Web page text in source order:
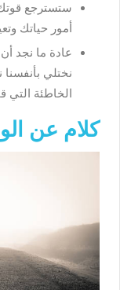
ستسترجع
أمور حياتك
عادة ما نجد أن
نختلي بأنفسنا
الخاطئة التي
كلام عن